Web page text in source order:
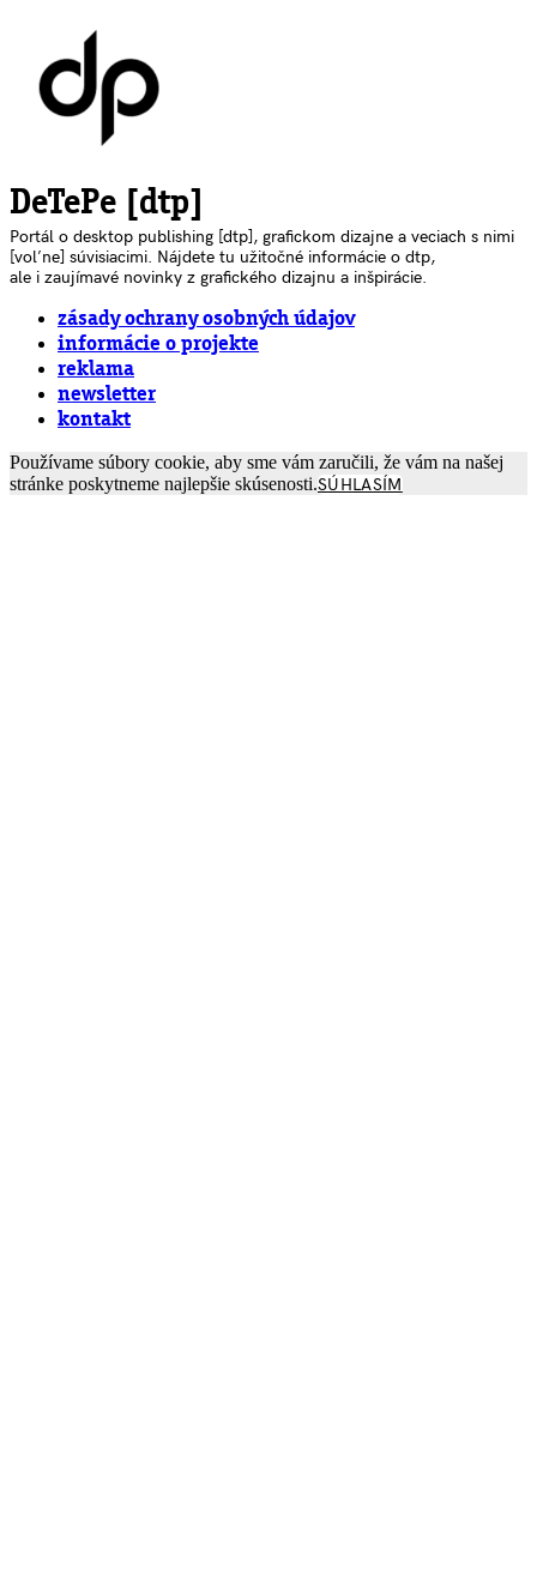
DeTePe [dtp]
Portál o desktop publishing [dtp], grafickom dizajne a veciach s nimi
[voľne] súvisiacimi. Nájdete tu užitočné informácie o dtp,
ale i zaujímavé novinky z grafického dizajnu a inšpirácie.
zásady ochrany osobných údajov
informácie o projekte
reklama
newsletter
kontakt
Používame súbory cookie, aby sme vám zaručili, že vám na našej
stránke poskytneme najlepšie skúsenosti.SÚHLASÍM